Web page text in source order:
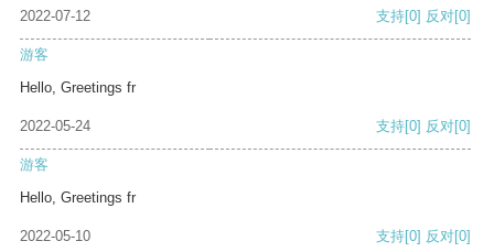
2022-07-12 支持[0] 反对[0]
游客
Hello, Greetings fr
2022-05-24 支持[0] 反对[0]
游客
Hello, Greetings fr
2022-05-10 支持[0] 反对[0]